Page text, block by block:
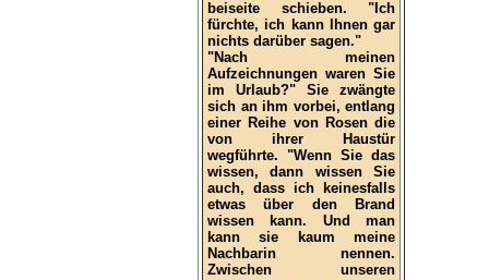
beiseite schieben. "Ich
fürchte, ich kann Ihnen gar
nichts darüber sagen."
"Nach meinen
Aufzeichnungen waren Sie
im Urlaub?" Sie zwängte
sich an ihm vorbei, entlang
einer Reihe von Rosen die
von ihrer Haustür
wegführte. "Wenn Sie das
wissen, dann wissen Sie
auch, dass ich keinesfalls
etwas über den Brand
wissen kann. Und man
kann sie kaum meine
Nachbarin nennen.
Zwischen unseren